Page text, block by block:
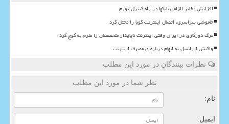
افزایش ذخایر الزامی بانکها در راه کنترل تورم
خاموشی سراسری، اتصال اینترنت کوبا را مختل کرد
مرگ دورکاری در ایران وقتی اینترنت ناپایدار متخصصان را ملزم به کوچ کرد
واکنش ایرانسل به ابهام درباره ی مصرف اینترنت
نظرات بینندگان در مورد این مطلب
نظر شما در مورد این مطلب
نام:
ایمیل: